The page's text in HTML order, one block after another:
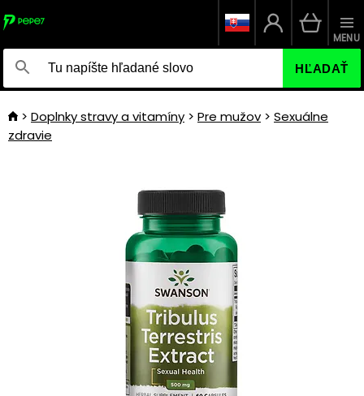
HĽADAŤ
MENU
Doplnky stravy a vitamíny Pre mužov
Sexuálne
zdravie